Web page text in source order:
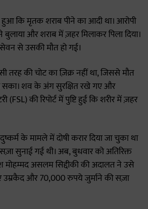
हुआ कि मृतक शराब पीने का आदी था। आरोपी
और शराब में ज़हर मिलाकर पिला दिया।
से उसकी मौत हो गई।
तरह की चोट का ज़िक्र नहीं था, जिससे मौत
सका। शव के अंग सुरक्षित रखे गए और
(FSL) की रिपोर्ट में पुष्टि हुई कि शरीर में ज़हर
के मामले में दोषी करार दिया जा चुका था
सुनाई गई थी। अब, बुधवार को अतिरिक्त
मोहम्मद असलम सिद्दीकी की अदालत ने उसे
उम्रकैद और 70,000 रुपये जुर्माने की सज़ा